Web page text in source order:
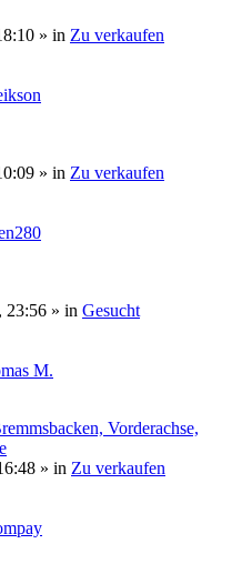
» in Zu verkaufen
» in Zu verkaufen
23:56 » in Gesucht
M.
Vorderachse,
» in Zu verkaufen